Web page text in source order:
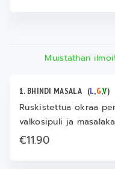
Muistathan
1. BHINDI MASALA (L,G,V)
Ruskistettua okraa
valkosipuli ja
€11.90